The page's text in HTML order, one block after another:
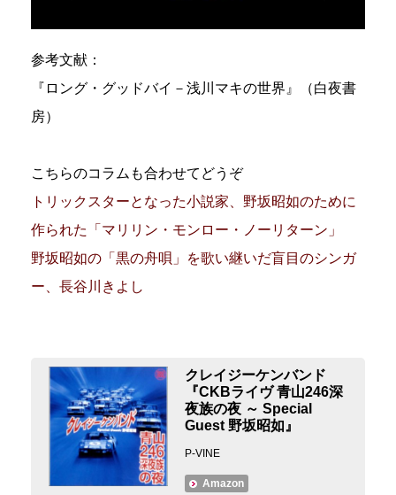
参考文献：
『ロング・グッドバイ－浅川マキの世界』（白夜書
房）
こちらのコラムも合わせてどうぞ
トリックスターとなった小説家、野坂昭如のために
作られた「マリリン・モンロー・ノーリターン」
野坂昭如の「黒の舟唄」を歌い継いだ盲目のシンガ
ー、長谷川きよし
クレイジーケンバンド
『CKBライヴ 青山246深
夜族の夜 ～ Special
Guest 野坂昭如』
P-VINE
Amazon